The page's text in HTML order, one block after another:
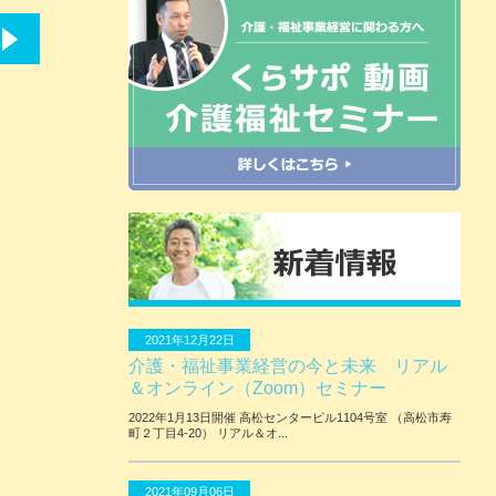
2021年12月22日
介護・福祉事業経営の今と未来 リアル
＆オンライン（Zoom）セミナー
2022年1月13日開催 ⾼松センタービル1104号室 （⾼松市寿
町２丁⽬4-20） リアル＆オ...
2021年09月06日